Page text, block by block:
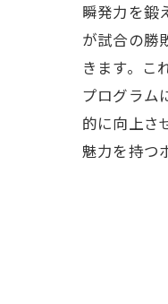
瞬発力を鍛
が試合の勝
きます。こ
プログラム
的に向上さ
魅力を持つ